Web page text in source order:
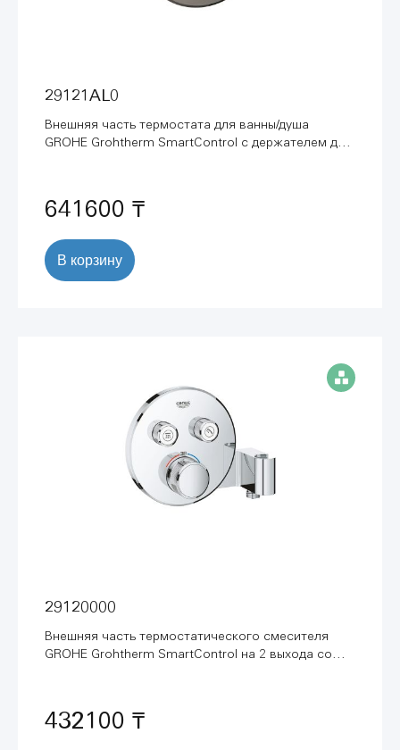
29121AL0
Внешняя часть термостата для ванны/душа
GROHE Grohtherm SmartControl с держателем для
641600 ₸
В корзину
29120000
Внешняя часть термостатического смесителя
GROHE Grohtherm SmartControl на 2 выхода со
432100 ₸